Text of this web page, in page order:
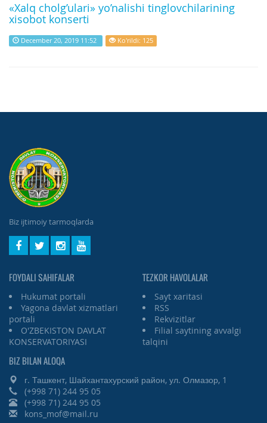
«Xalq cholg’ulari» yo’nalishi tinglovchilarining
xisobot konserti
December 20, 2019 11:52 Ko'rildi: 125
Biz ijtimoiy tarmoqlarda
FOYDALI SAHIFALAR
Hukumat portali
Yagona davlat xizmatlari
portali
O'ZBEKISTON DAVLAT
KONSERVATORIYASI
TEZKOR HAVOLALAR
Sayt xaritasi
RSS
Rekvizitlar
Filial saytining avvalgi
talqini
BIZ BILAN ALOQA
г. Ташкент, Шайхантахурский район, ул. Олмазор, 1
(+998 71) 244 95 05
(+998 71) 244 95 05
kons_mof@mail.ru